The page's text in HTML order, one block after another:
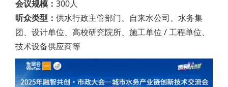
会议规模： 300人
听众类型： 供水行政主管部门、自来水公司、水务集
团、设计单位、高校研究院所、施工单位 / 工程单位、
技术设备供应商等